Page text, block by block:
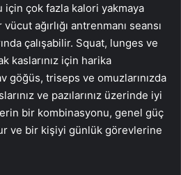
için çok fazla kalori yakmaya
ağırlığı antrenmanı seansı
çalışabilir. Squat, lunges ve
kaslarınız için harika
göğüs, triseps ve omuzlarınızda
ve pazılarınız üzerinde iyi
bir kombinasyonu, genel güç
ve bir kişiyi günlük görevlerine